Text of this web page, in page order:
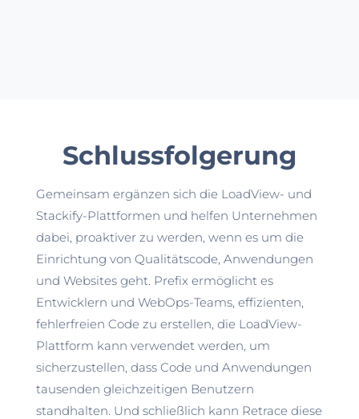
Schlussfolgerung
Gemeinsam ergänzen sich die LoadView- und
Stackify-Plattformen und helfen Unternehmen
dabei, proaktiver zu werden, wenn es um die
Einrichtung von Qualitätscode, Anwendungen
und Websites geht. Prefix ermöglicht es
Entwicklern und WebOps-Teams, effizienten,
fehlerfreien Code zu erstellen, die LoadView-
Plattform kann verwendet werden, um
sicherzustellen, dass Code und Anwendungen
tausenden gleichzeitigen Benutzern
standhalten. Und schließlich kann Retrace diese